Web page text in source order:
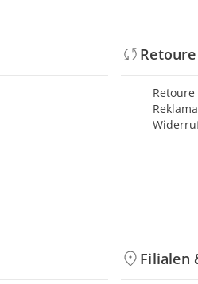
Retoure
Filialen